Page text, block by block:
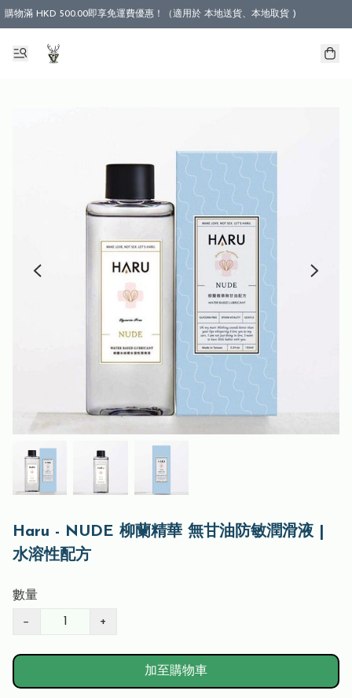
購物滿 HKD 500.00即享免運費優惠！（適用於 本地送貨、本地取貨 )
Haru - NUDE 柳蘭精華 無甘油防敏潤滑液 |
水溶性配方
數量
− +
加至購物車